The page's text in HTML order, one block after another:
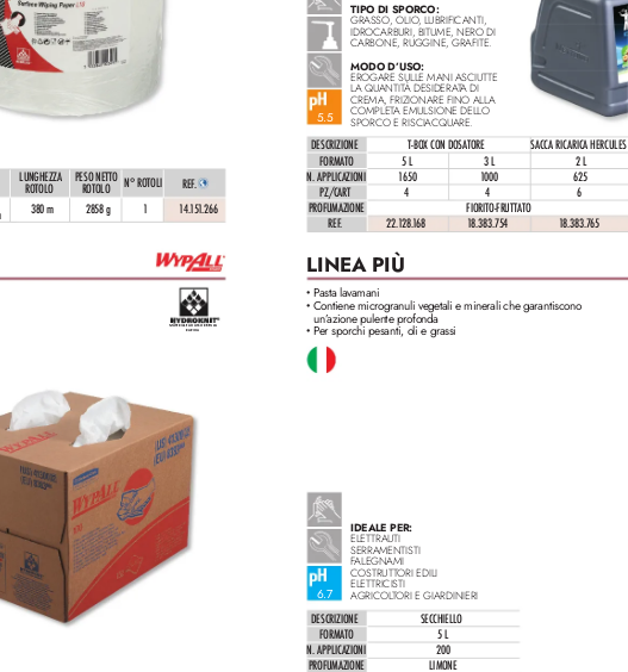
LUNGHEZZA
ROTOLO
PESO NETTO
ROTOLO N° ROTOLI REF.
380 m 2858 g 1 14.151.266
MATE RIALE AD ASSORBENZA
• Pasta lavamani
• Contiene microgranuli vegetali e minerali che garantiscono
un’azione pulente profonda
• Per sporchi pesanti, oli e grassi
LINEA PIÙ
TIPO DI SPORCO:
GRASSO, OLIO, LUBRIFICANTI,
IDROCARBURI, BITUME, NERO DI
CARBONE, RUGGINE, GRAFITE.
MODO D’USO:
EROGARE SULLE MANI ASCIUTTE
LA QUANTITÀ DESIDERATA DI
CREMA, FRIZIONARE FINO ALLA
COMPLETA EMULSIONE DELLO
SPORCO E RISCIACQUARE.
DESCRIZIONE T-BOX CON DOSATORE SACCA RICARICA HERCULES
FORMATO
5 L 3 L 2 L
N. APPLICAZIONI 1650 1000 625
PZ/CART 4 4 6
PROFUMAZIONE FIORITO-FRUTTATO
REF. 22.128.168 18.383.754 18.383.765
5.5
DESCRIZIONE
SECCHIELLO
FORMATO
5 L
N. APPLICAZIONI 200
PROFUMAZIONE LIMONE
6.7
IDEALE PER:
ELETTRAUTI
SERRAMENTISTI
FALEGNAMI
COSTRUTTORI EDILI
ELETTRICISTI
AGRICOLTORI E GIARDINIERI